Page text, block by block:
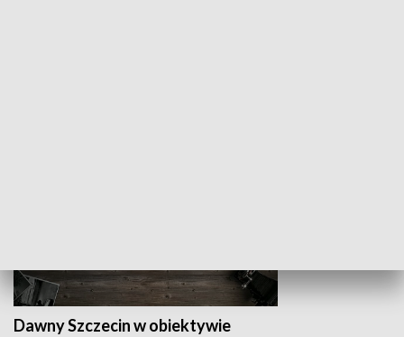
Dawny Szczecin w obiektywie